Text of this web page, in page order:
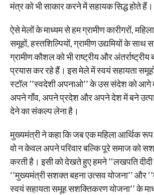
मंत्र को भी साकार करने में सहायक सिद्ध होते हैं।
ऐसे मेलों के माध्यम से हम ग्रामीण कारीगरों,
समूहों, हस्तशिल्पियों, ग्रामीण उद्यमियों के साथ
ग्रामीण कौशल को भी राष्ट्रीय और
प्रयास कर रहे हैं। इस मेले में स्वयं सहायता समूहों
स्टॉल ’’स्वदेशी अपनाओ’’ के उस संदेश को आगे
अपने गाँव, अपने प्रदेश और अपने देश में बने
देने का संकल्प लेना है।
मुख्यमंत्री ने कहा कि जब एक महिला आर्थिक
वो न केवल अपने परिवार बल्कि पूरे समाज को
करती है। इसी को देखते हुए हमने ’‘लखपति दीदी
‘’मुख्यमंत्री सशक्त बहना उत्सव योजना’’ और
स्वयं सहायता समूह सशक्तिकरण योजना’’ के